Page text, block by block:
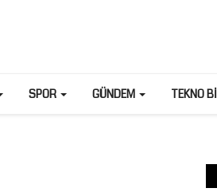
SPOR GÜNDEM TEKNO